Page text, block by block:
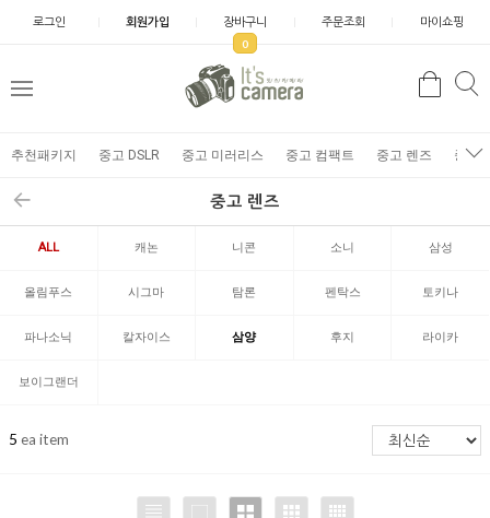
로그인 회원가입 장바구니
0
주문조회 마이쇼핑
추천패키지 중고 DSLR 중고 미러리스 중고 컴팩트 중고 렌즈 중고
중고 렌즈
ALL 캐논 니콘 소니 삼성
올림푸스 시그마 탐론 펜탁스 토키나
파나소닉 칼자이스 삼양 후지 라이카
보이그랜더
5 ea item